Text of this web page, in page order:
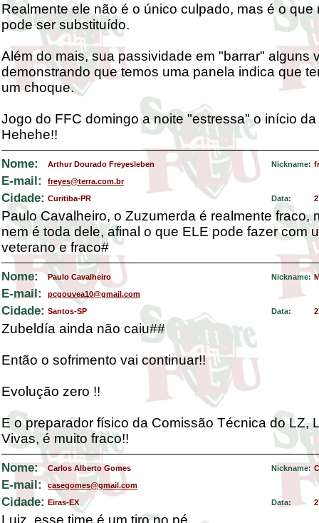
Realmente ele não é o único culpado, mas é o que
pode ser substituído.
Além do mais, sua passividade em "barrar" alguns
demonstrando que temos uma panela indica que
um choque.
Jogo do FFC domingo a noite "estressa" o início
Hehehe!!
Nome: Arthur Dourado Freyesleben Nickname:
E-mail: freyes@terra.com.br
Cidade: Curitiba-PR Data:
Paulo Cavalheiro, o Zuzumerda é realmente fraco,
nem é toda dele, afinal o que ELE pode fazer com
veterano e fraco#
Nome: Paulo Cavalheiro Nickname:
E-mail: pcgouvea10@gmail.com
Cidade: Santos-SP Data:
Zubeldía ainda não caiu##
Então o sofrimento vai continuar!!
Evolução zero !!
E o preparador físico da Comissão Técnica do LZ,
Vivas, é muito fraco!!
Nome: Carlos Alberto Gomes Nickname:
E-mail: casegomes@gmail.com
Cidade: Eiras-EX Data:
Luiz, esse time é um tiro no pé.